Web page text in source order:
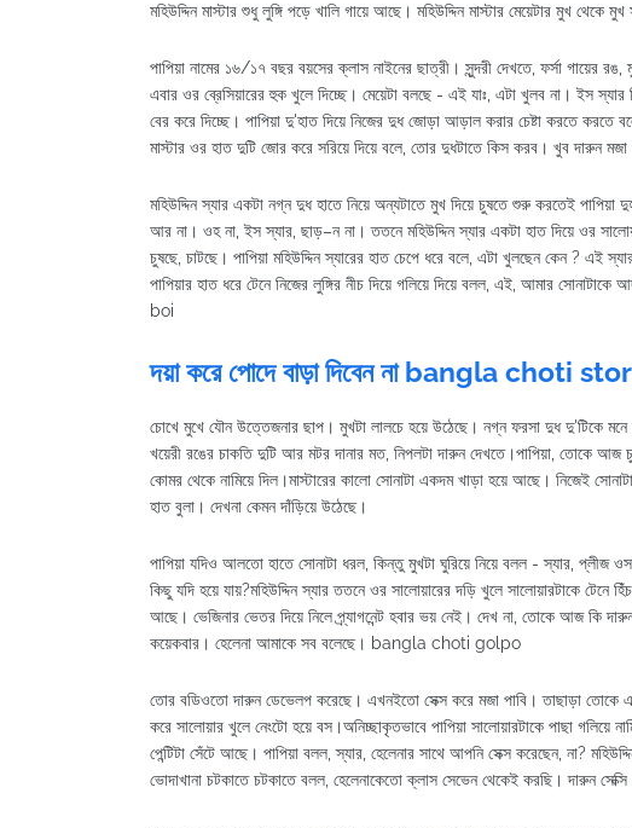
মহিউদ্দিন মাস্টার শুধু লুঙ্গি পড়ে খালি গায়ে আছে। মহিউদ্দিন মাস্টার মেয়েটার মুখ থেকে
পাপিয়া নামের ১৬/১৭ বছর বয়সের ক্লাস নাইনের ছাত্রী। সুন্দরী দেখতে, ফর্সা গায়ের
এবার ওর ব্রেসিয়ারের হুক খুলে দিচ্ছে। মেয়েটা বলছে - এই যাঃ, এটা খুলব না। ইস স্যার
বের করে দিচ্ছে। পাপিয়া দু'হাত দিয়ে নিজের দুধ জোড়া আড়াল করার চেষ্টা করতে করতে
মাস্টার ওর হাত দুটি জোর করে সরিয়ে দিয়ে বলে, তোর দুধটাতে কিস করব। খুব দারুন মজা
মহিউদ্দিন স্যার একটা নগ্ন দুধ হাতে নিয়ে অন্যটাতে মুখ দিয়ে চুষতে শুরু করতেই
আর না। ওহ না, ইস স্যার, ছাড়–ন না। ততনে মহিউদ্দিন স্যার একটা হাত দিয়ে ওর
চুষছে, চাটছে। পাপিয়া মহিউদ্দিন স্যারের হাত চেপে ধরে বলে, এটা খুলছেন কেন ? এই
পাপিয়ার হাত ধরে টেনে নিজের লুঙ্গির নীচ দিয়ে গলিয়ে দিয়ে বলল, এই, আমার
boi
দয়া করে পোদে বাড়া দিবেন না bangla choti
চোখে মুখে যৌন উত্তেজনার ছাপ। মুখটা লালচে হয়ে উঠেছে। নগ্ন ফরসা দুধ দু'টিকে মনে
খয়েরী রঙের চাকতি দুটি আর মটর দানার মত, নিপলটা দারুন দেখতে।পাপিয়া, তোকে আজ
কোমর থেকে নামিয়ে দিল।মাস্টারের কালো সোনাটা একদম খাড়া হয়ে আছে। নিজেই
হাত বুলা। দেখনা কেমন দাঁড়িয়ে উঠেছে।
পাপিয়া যদিও আলতো হাতে সোনাটা ধরল, কিন্তু মুখটা ঘুরিয়ে নিয়ে বলল - স্যার,
কিছু যদি হয়ে যায়?মহিউদ্দিন স্যার ততনে ওর সালোয়ারের দড়ি খুলে সালোয়ারটাকে টেনে
আছে। ভেজিনার ভেতর দিয়ে নিলে প্র্যাগনেন্ট হবার ভয় নেই। দেখ না, তোকে আজ কি
কয়েকবার। হেলেনা আমাকে সব বলেছে। bangla choti golpo
তোর বডিওতো দারুন ডেভেলপ করেছে। এখনইতো সেক্স করে মজা পাবি। তাছাড়া তোকে
করে সালোয়ার খুলে নেংটো হয়ে বস।অনিচ্ছাকৃতভাবে পাপিয়া সালোয়ারটাকে পাছা গলিয়ে
পেন্টিটা সেঁটে আছে। পাপিয়া বলল, স্যার, হেলেনার সাথে আপনি সেক্স করেছেন, না?
ভোদাখানা চটকাতে চটকাতে বলল, হেলেনাকেতো ক্লাস সেভেন থেকেই করছি। দারুন সেক্সি